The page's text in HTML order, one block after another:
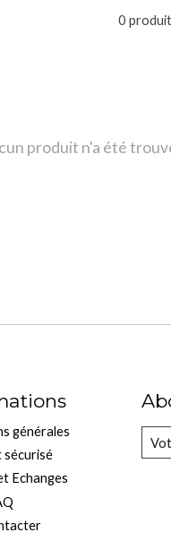
0
produit n'a été
générales
sécurisé
Echanges